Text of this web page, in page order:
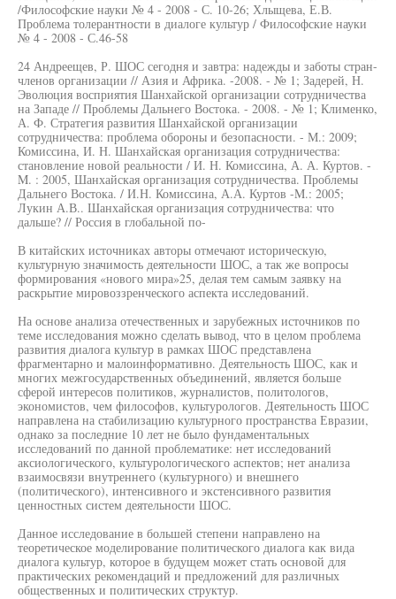
/Философские науки № 4 - 2008 - С. 10-26; Хлыщева, Е.В.
Проблема толерантности в диалоге культур / Философские науки
№ 4 - 2008 - С.46-58
24 Андреещев, Р. ШОС сегодня и завтра: надежды и заботы стран-
членов организации // Азия и Африка. -2008. - № 1; Задерей, Н.
Эволюция восприятия Шанхайской организации сотрудничества
на Западе // Проблемы Дальнего Востока. - 2008. - № 1; Клименко,
А. Ф. Стратегия развития Шанхайской организации
сотрудничества: проблема обороны и безопасности. - М.: 2009;
Комиссина, И. Н. Шанхайская организация сотрудничества:
становление новой реальности / И. Н. Комиссина, А. А. Куртов. -
M. : 2005, Шанхайская организация сотрудничества. Проблемы
Дальнего Востока. / И.Н. Комиссина, А.А. Куртов -M.: 2005;
Лукин А.В.. Шанхайская организация сотрудничества: что
дальше? // Россия в глобальной по-
В китайских источниках авторы отмечают историческую,
культурную значимость деятельности ШОС, а так же вопросы
формирования «нового мира»25, делая тем самым заявку на
раскрытие мировоззренческого аспекта исследований.
На основе анализа отечественных и зарубежных источников по
теме исследования можно сделать вывод, что в целом проблема
развития диалога культур в рамках ШОС представлена
фрагментарно и малоинформативно. Деятельность ШОС, как и
многих межгосударственных объединений, является больше
сферой интересов политиков, журналистов, политологов,
экономистов, чем философов, культурологов. Деятельность ШОС
направлена на стабилизацию культурного пространства Евразии,
однако за последние 10 лет не было фундаментальных
исследований по данной проблематике: нет исследований
аксиологического, культурологического аспектов; нет анализа
взаимосвязи внутреннего (культурного) и внешнего
(политического), интенсивного и экстенсивного развития
ценностных систем деятельности ШОС.
Данное исследование в большей степени направлено на
теоретическое моделирование политического диалога как вида
диалога культур, которое в будущем может стать основой для
практических рекомендаций и предложений для различных
общественных и политических структур.